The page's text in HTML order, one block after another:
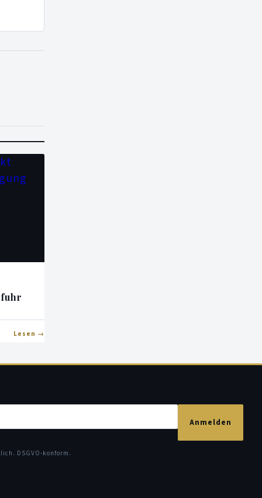
Lesen
Anmelden
DSGVO-konform.